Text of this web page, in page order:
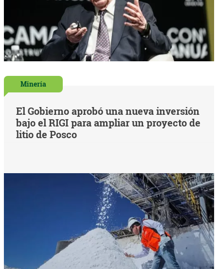
Minería
El Gobierno aprobó una nueva inversión
bajo el RIGI para ampliar un proyecto de
litio de Posco